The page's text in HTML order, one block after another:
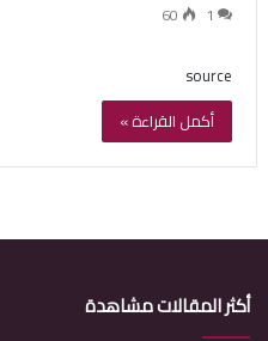
1
60
source
أكمل القراءة »
أكثر المقالات مشاهدة